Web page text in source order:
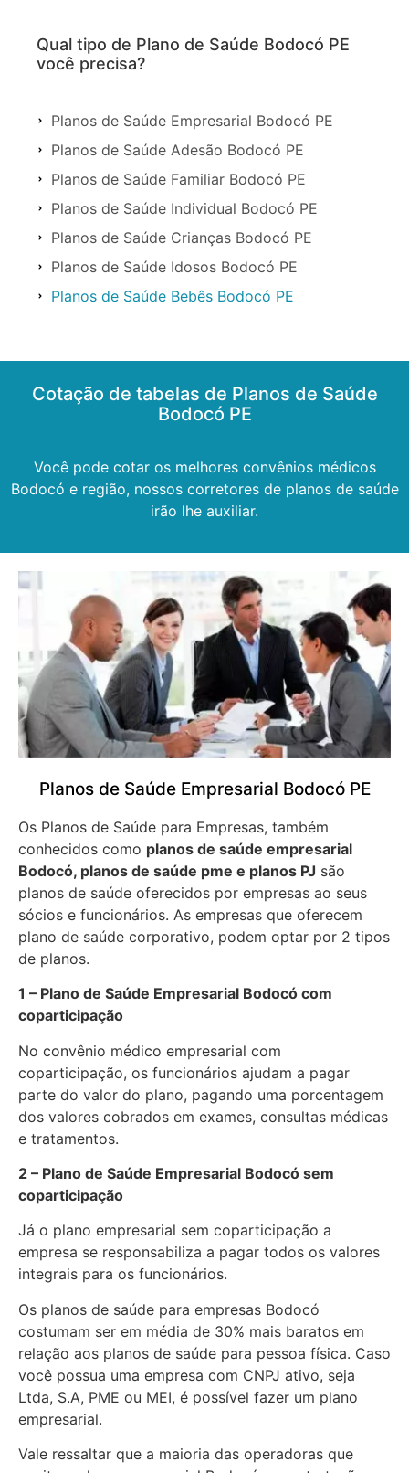
Qual tipo de Plano de Saúde Bodocó PE
você precisa?
Planos de Saúde Empresarial Bodocó PE
Planos de Saúde Adesão Bodocó PE
Planos de Saúde Familiar Bodocó PE
Planos de Saúde Individual Bodocó PE
Planos de Saúde Crianças Bodocó PE
Planos de Saúde Idosos Bodocó PE
Planos de Saúde Bebês Bodocó PE
Cotação de tabelas de Planos de Saúde
Bodocó PE
Você pode cotar os melhores convênios médicos
Bodocó e região, nossos corretores de planos de saúde
irão lhe auxiliar.
Planos de Saúde Empresarial Bodocó PE
Os Planos de Saúde para Empresas, também
conhecidos como planos de saúde empresarial
Bodocó, planos de saúde pme e planos PJ são
planos de saúde oferecidos por empresas ao seus
sócios e funcionários. As empresas que oferecem
plano de saúde corporativo, podem optar por 2 tipos
de planos.
1 – Plano de Saúde Empresarial Bodocó com
coparticipação
No convênio médico empresarial com
coparticipação, os funcionários ajudam a pagar
parte do valor do plano, pagando uma porcentagem
dos valores cobrados em exames, consultas médicas
e tratamentos.
2 – Plano de Saúde Empresarial Bodocó sem
coparticipação
Já o plano empresarial sem coparticipação a
empresa se responsabiliza a pagar todos os valores
integrais para os funcionários.
Os planos de saúde para empresas Bodocó
costumam ser em média de 30% mais baratos em
relação aos planos de saúde para pessoa física. Caso
você possua uma empresa com CNPJ ativo, seja
Ltda, S.A, PME ou MEI, é possível fazer um plano
empresarial.
Vale ressaltar que a maioria das operadoras que